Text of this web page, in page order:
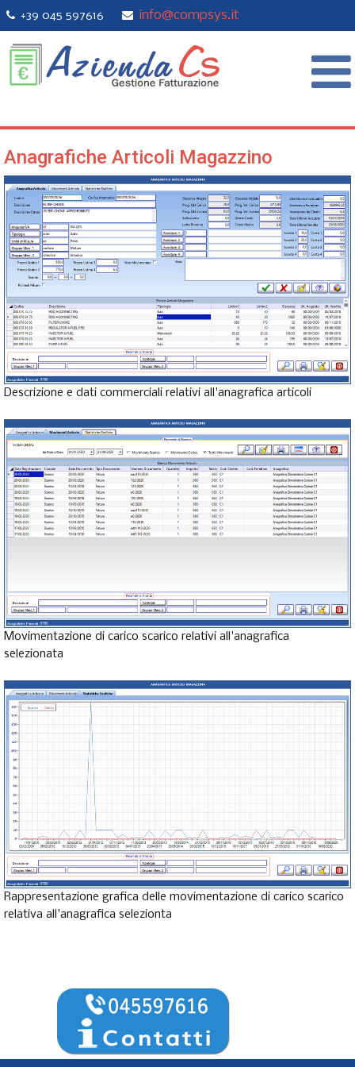
+39 045 597616 info@compsys.it
Anagrafiche Articoli Magazzino
Descrizione e dati commerciali relativi all'anagrafica articoli
Movimentazione di carico scarico relativi all'anagrafica
selezionata
Rappresentazione grafica delle movimentazione di carico scarico
relativa all'anagrafica selezionta